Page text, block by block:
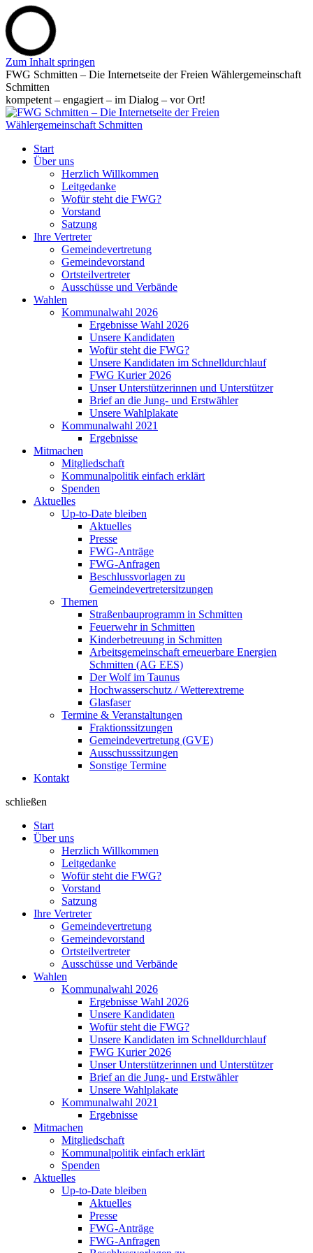
Zum Inhalt springen
FWG Schmitten – Die Internetseite der Freien Wählergemeinschaft
Schmitten
kompetent – engagiert – im Dialog – vor Ort!
Start
Über uns
Herzlich Willkommen
Leitgedanke
Wofür steht die FWG?
Vorstand
Satzung
Ihre Vertreter
Gemeindevertretung
Gemeindevorstand
Ortsteilvertreter
Ausschüsse und Verbände
Wahlen
Kommunalwahl 2026
Ergebnisse Wahl 2026
Unsere Kandidaten
Wofür steht die FWG?
Unsere Kandidaten im Schnelldurchlauf
FWG Kurier 2026
Unser Unterstützerinnen und Unterstützer
Brief an die Jung- und Erstwähler
Unsere Wahlplakate
Kommunalwahl 2021
Ergebnisse
Mitmachen
Mitgliedschaft
Kommunalpolitik einfach erklärt
Spenden
Aktuelles
Up-to-Date bleiben
Aktuelles
Presse
FWG-Anträge
FWG-Anfragen
Beschlussvorlagen zu
Gemeindevertretersitzungen
Themen
Straßenbauprogramm in Schmitten
Feuerwehr in Schmitten
Kinderbetreuung in Schmitten
Arbeitsgemeinschaft erneuerbare Energien
Schmitten (AG EES)
Der Wolf im Taunus
Hochwasserschutz / Wetterextreme
Glasfaser
Termine & Veranstaltungen
Fraktionssitzungen
Gemeindevertretung (GVE)
Ausschusssitzungen
Sonstige Termine
Kontakt
schließen
Start
Über uns
Herzlich Willkommen
Leitgedanke
Wofür steht die FWG?
Vorstand
Satzung
Ihre Vertreter
Gemeindevertretung
Gemeindevorstand
Ortsteilvertreter
Ausschüsse und Verbände
Wahlen
Kommunalwahl 2026
Ergebnisse Wahl 2026
Unsere Kandidaten
Wofür steht die FWG?
Unsere Kandidaten im Schnelldurchlauf
FWG Kurier 2026
Unser Unterstützerinnen und Unterstützer
Brief an die Jung- und Erstwähler
Unsere Wahlplakate
Kommunalwahl 2021
Ergebnisse
Mitmachen
Mitgliedschaft
Kommunalpolitik einfach erklärt
Spenden
Aktuelles
Up-to-Date bleiben
Aktuelles
Presse
FWG-Anträge
FWG-Anfragen